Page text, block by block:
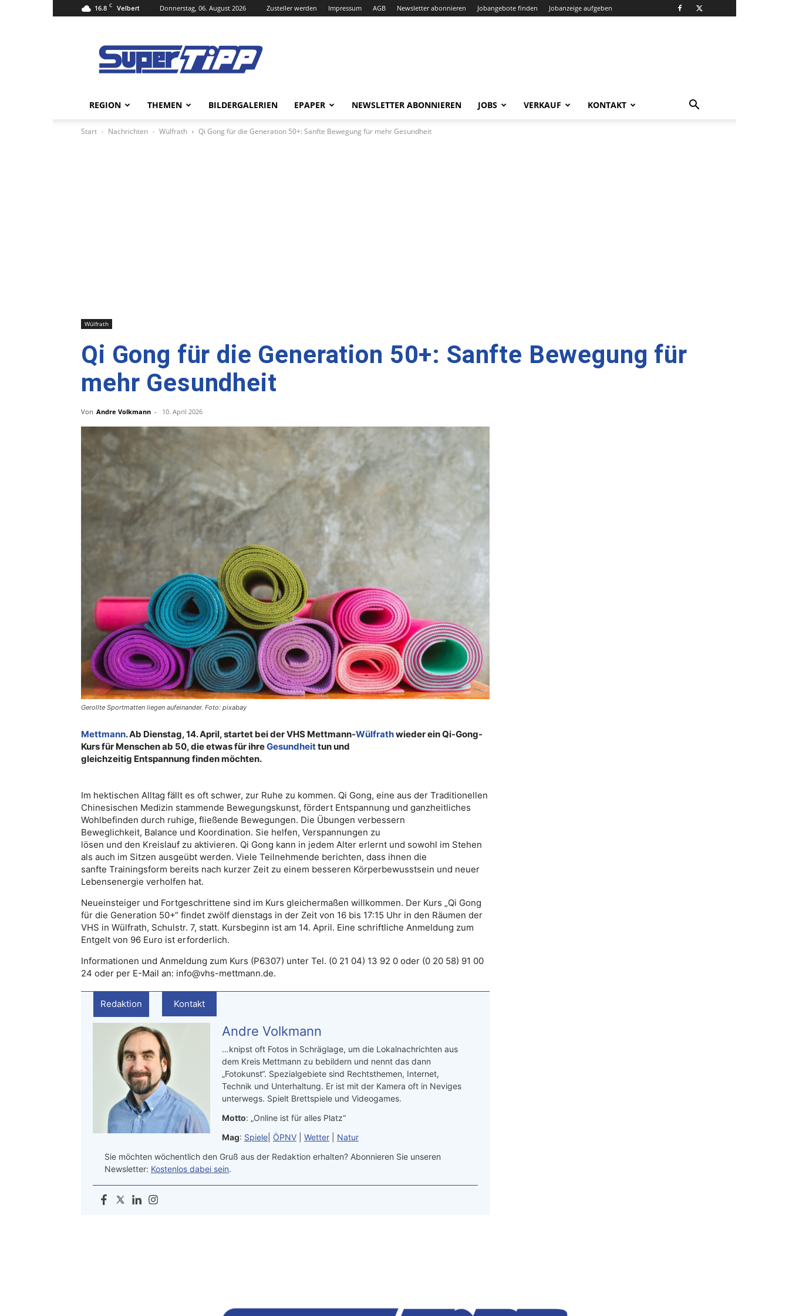
16.8 C Velbert Donnerstag, 06. August 2026 Zusteller werden Impressum AGB Newsletter abonnieren Jobangebote finden Jobanzeige aufgeben
Tipp
Online
REGION THEMEN BILDERGALERIEN EPAPER NEWSLETTER ABONNIEREN JOBS VERKAUF KONTAKT
Start Nachrichten Wülfrath Qi Gong für die Generation 50+: Sanfte Bewegung für mehr Gesundheit
Wülfrath
Qi Gong für die Generation 50+: Sanfte Bewegung für
mehr Gesundheit
Von Andre Volkmann - 10. April 2026
Gerollte Sportmatten liegen aufeinander. Foto: pixabay
Mettmann. Ab Dienstag, 14. April, startet bei der VHS Mettmann-Wülfrathwieder einQi-Gong-
Kurs für Menschen ab 50, die etwas für ihreGesundheittun und
gleichzeitig Entspannung finden möchten.
Im hektischen Alltag fällt es oft schwer, zur Ruhe zu kommen. Qi Gong, eine aus der Traditionellen
Chinesischen Medizin stammende Bewegungskunst, fördert Entspannung und ganzheitliches
Wohlbefinden durch ruhige, fließende Bewegungen. Die Übungen verbessern
Beweglichkeit, Balance und Koordination. Sie helfen, Verspannungen zu
lösen und den Kreislauf zu aktivieren. Qi Gong kann in jedem Alter erlernt und sowohl im Stehen
als auch im Sitzen ausgeübt werden. Viele Teilnehmende berichten, dass ihnen die
sanfte Trainingsform bereits nach kurzer Zeit zu einem besseren Körperbewusstsein und neuer
Lebensenergie verholfen hat.
Neueinsteiger und Fortgeschrittene sind im Kurs gleichermaßen willkommen. Der Kurs „Qi Gong
für die Generation 50+“ findet zwölf dienstags in der Zeit von 16 bis 17:15 Uhr in den Räumen der
VHS in Wülfrath, Schulstr. 7, statt. Kursbeginn ist am 14. April. Eine schriftliche Anmeldung zum
Entgelt von 96 Euro ist erforderlich.
Informationen und Anmeldung zum Kurs (P6307) unter Tel. (0 21 04) 13 92 0 oder (0 20 58) 91 00
24 oder per E-Mail an: info@vhs-mettmann.de.
Redaktion Kontakt
Andre Volkmann
…knipst oft Fotos in Schräglage, um die Lokalnachrichten aus
dem Kreis Mettmann zu bebildern und nennt das dann
„Fotokunst“. Spezialgebiete sind Rechtsthemen, Internet,
Technik und Unterhaltung. Er ist mit der Kamera oft in Neviges
unterwegs. Spielt Brettspiele und Videogames.
Motto: „Online ist für alles Platz“
Mag: Spiele ÖPNV Wetter
Natur
Sie möchten wöchentlich den Gruß aus der Redaktion erhalten? Abonnieren Sie unseren
Newsletter: Kostenlos dabei sein.